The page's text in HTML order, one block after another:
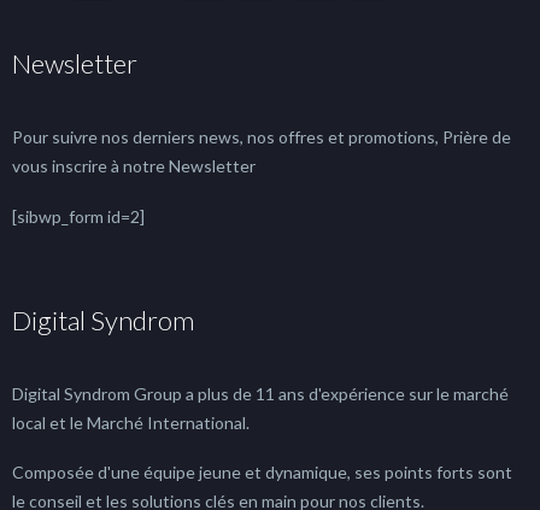
Newsletter
Pour suivre nos derniers news, nos offres et promotions, Prière de
vous inscrire à notre Newsletter
[sibwp_form id=2]
Digital Syndrom
Digital Syndrom Group a plus de 11 ans d'expérience sur le marché
local et le Marché International.
Composée d'une équipe jeune et dynamique, ses points forts sont
le conseil et les solutions clés en main pour nos clients.